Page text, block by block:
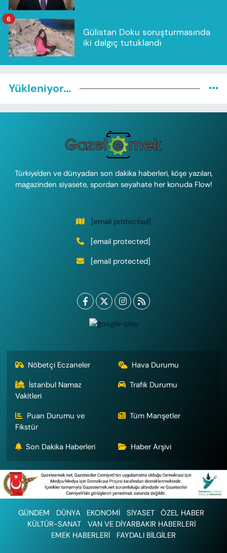
Gülistan Doku soruşturmasında
iki dalgıç tutuklandı
6
Yükleniyor...
Türkiye'den ve dünyadan son dakika haberleri, köşe yazıları,
magazinden siyasete, spordan seyahate her konuda Flow!
[email protected]
[email protected]
[email protected]
Nöbetçi Eczaneler
Hava Durumu
İstanbul Namaz
Vakitleri
Trafik Durumu
Puan Durumu ve
Fikstür
Tüm Manşetler
Son Dakika Haberleri Haber Arşivi
GÜNDEM DÜNYA EKONOMİ SİYASET
ÖZEL HABER
KÜLTÜR-SANAT
VAN VE DİYARBAKIR HABERLERİ
EMEK HABERLERİ
FAYDALI BİLGİLER